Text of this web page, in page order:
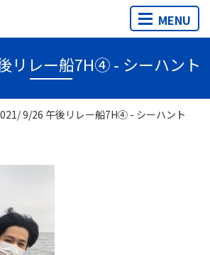
MENU
リレー船7H④ - シーハント
9/26 午後リレー船7H④ - シーハント